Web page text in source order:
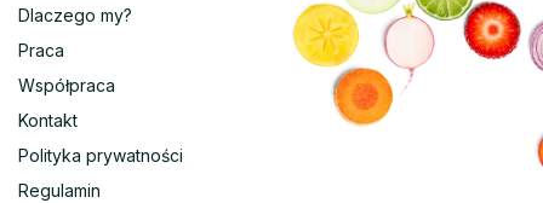
Dlaczego my?
Praca
Współpraca
Kontakt
Polityka prywatności
Regulamin